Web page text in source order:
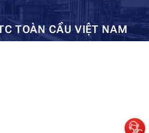
TOÀN CẦU VIỆT NAM